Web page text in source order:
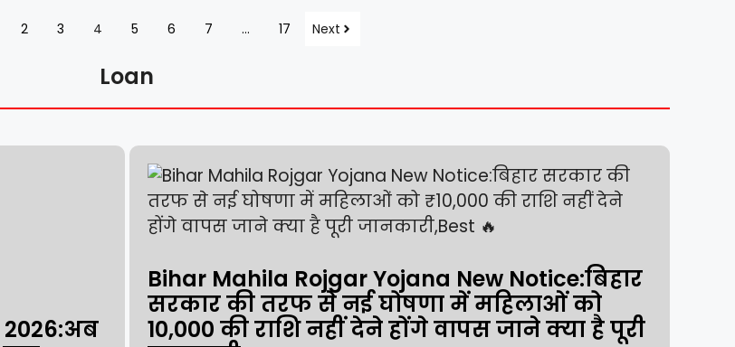
2 3 4 5 6 7 … 17 Next
Loan
2026:अब
Bihar Mahila Rojgar Yojana New Notice:बिहार
सरकार की तरफ से नई घोषणा में महिलाओं को
₹10,000 की राशि नहीं देने होंगे वापस जाने क्या है पूरी